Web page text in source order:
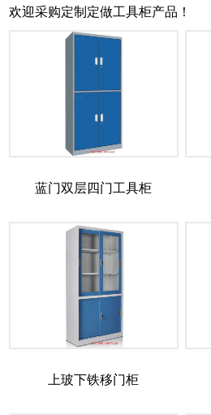
欢迎采购定制定做工具柜产品！
蓝门双层四门工具柜
上玻下铁移门柜